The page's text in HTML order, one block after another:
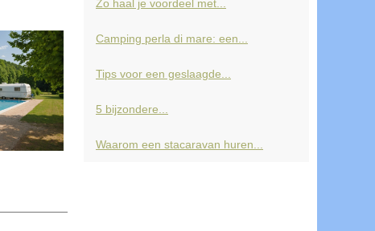
Zo haal je voordeel met...
Camping perla di mare: een...
Tips voor een geslaagde...
5 bijzondere...
Waarom een stacaravan huren...